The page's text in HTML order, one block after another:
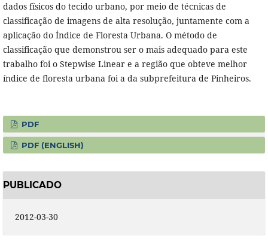
dados físicos do tecido urbano, por meio de técnicas de
classificação de imagens de alta resolução, juntamente com a
aplicação do Índice de Floresta Urbana. O método de
classificação que demonstrou ser o mais adequado para este
trabalho foi o Stepwise Linear e a região que obteve melhor
índice de floresta urbana foi a da subprefeitura de Pinheiros.
PDF
PDF (ENGLISH)
PUBLICADO
2012-03-30